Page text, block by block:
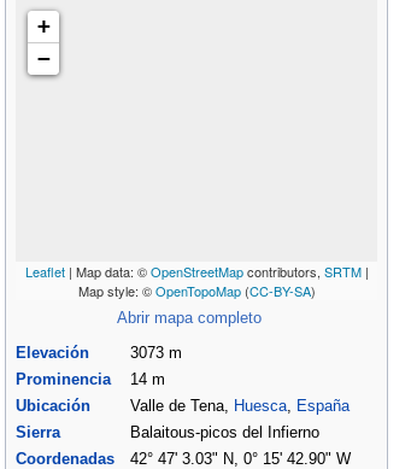
+
−
Leaflet| Map data: ©OpenStreetMapcontributors, SRTM|
Map style: ©OpenTopoMap(CC-BY-SA)
Abrir mapa completo
Elevación
3073 m
Prominencia
14 m
Ubicación
Valle de Tena, Huesca
España
Sierra
Balaitous-picos del Infierno
Coordenadas
42° 47' 3.03" N, 0° 15' 42.90" W